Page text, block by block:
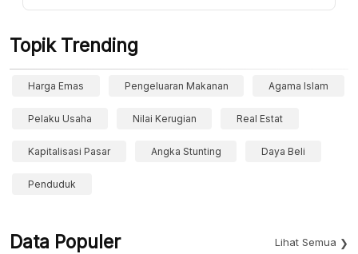
Topik Trending
Harga Emas Pengeluaran Makanan Agama Islam
Pelaku Usaha Nilai Kerugian Real Estat
Kapitalisasi Pasar Angka Stunting Daya Beli
Penduduk
Data Populer Lihat Semua